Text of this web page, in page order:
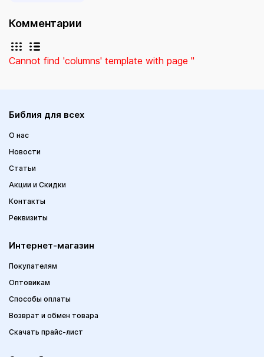
Комментарии
Cannot find 'columns' template with page ''
Библия для всех
О нас
Новости
Статьи
Акции и Скидки
Контакты
Реквизиты
Интернет-магазин
Покупателям
Оптовикам
Способы оплаты
Возврат и обмен товара
Скачать прайс-лист